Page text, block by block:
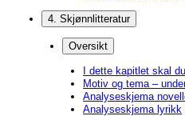
4. Skjønnlitteratur
Oversikt
I dette kapitlet skal
Motiv og tema –
Analyseskjema
Analyseskjema lyrikk